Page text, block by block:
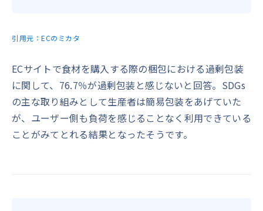
引用元：ECのミカタ
ECサイトで食材を購入する際の梱包における過剰包装
に関して、76.7％が過剰包装と感じないと回答。SDGs
の主な取り組みとして生産者は簡易包装をあげていた
が、ユーザー側も負荷を感じることなく利用できている
ことがみてとれる結果となったそうです。